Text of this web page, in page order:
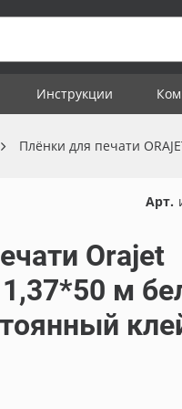
Инструкции
Плёнки для печати
Арт.
Orajet
м